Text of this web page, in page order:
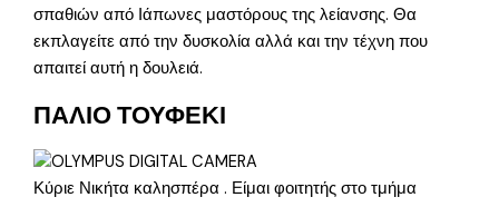
σπαθιών από Ιάπωνες μαστόρους της λείανσης. Θα
εκπλαγείτε από την δυσκολία αλλά και την τέχνη που
απαιτεί αυτή η δουλειά.
ΠΑΛΙΟ ΤΟΥΦΕΚΙ
Κύριε Νικήτα καλησπέρα . Είμαι φοιτητής στο τμήμα